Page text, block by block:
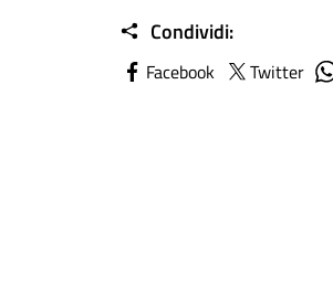
Condividi:
Facebook Twitter